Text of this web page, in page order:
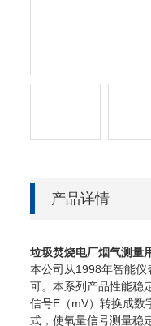
产品详情
垃圾焚烧电厂烟气测量
本公司从1998年智能
可。本系列产品性能稳
信号E（mV）转换成数
式，使氧量信号测量稳